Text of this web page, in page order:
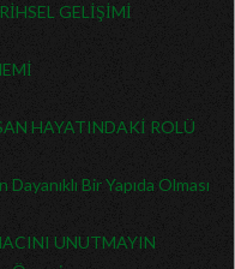
GELİŞİMİ
HAYATINDAKİ ROLÜ
Bir Yapıda Olması
UNUTMAYIN